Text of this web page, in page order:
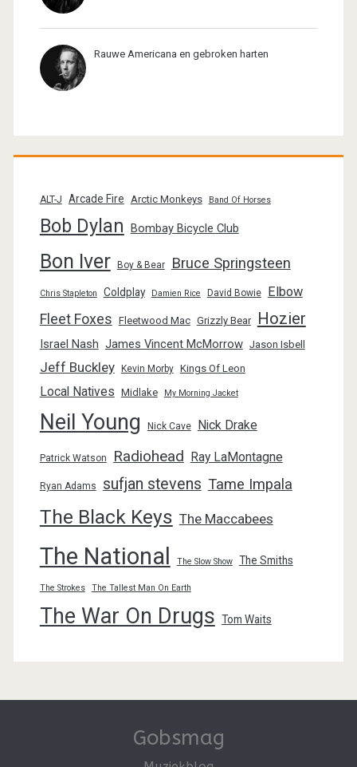
Rauwe Americana en gebroken harten
ALT-J Arcade Fire Arctic Monkeys Band Of Horses
Bob Dylan Bombay Bicycle Club
Bon Iver Boy & Bear Bruce Springsteen
Chris Stapleton Coldplay Damien Rice David Bowie Elbow
Fleet Foxes Fleetwood Mac Grizzly Bear Hozier
Israel Nash James Vincent McMorrow Jason Isbell
Jeff Buckley Kevin Morby Kings Of Leon
Local Natives Midlake My Morning Jacket
Neil Young Nick Cave Nick Drake
Patrick Watson Radiohead Ray LaMontagne
Ryan Adams sufjan stevens Tame Impala
The Black Keys The Maccabees
The National The Slow Show The Smiths
The Strokes The Tallest Man On Earth
The War On Drugs Tom Waits
Gobsmag